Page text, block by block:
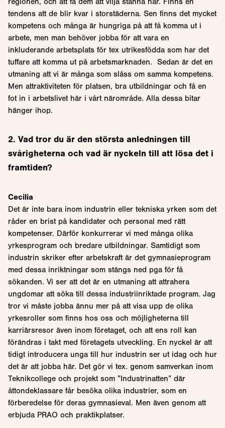
tendens att de blir kvar i storstäderna. Sen finns det mycket
kompetens och många är hungriga på att få komma ut i
arbete, men man behöver jobba för att vara en
inkluderande arbetsplats för tex utrikesfödda som har det
tuffare att komma ut på arbetsmarknaden. Sedan är det en
utmaning att vi är många som slåss om samma kompetens.
Men attraktiviteten för platsen, bra utbildningar och få en
fot in i arbetslivet här i vårt närområde. Alla dessa bitar
hänger ihop.
2. Vad tror du är den största anledningen till
svårigheterna och vad är nyckeln till att lösa det i
framtiden?
Cecilia
Det är inte bara inom industrin eller tekniska yrken som det
råder en brist på kandidater och personal med rätt
kompetenser. Därför konkurrerar vi med många olika
yrkesprogram och bredare utbildningar. Samtidigt som
industrin skriker efter arbetskraft är det gymnasieprogram
med dessa inriktningar som stängs ned pga för få
sökanden. Vi ser att det är en utmaning att attrahera
ungdomar att söka till dessa industriinriktade program. Jag
tror vi måste jobba ännu mer på att visa upp de olika
yrkesroller som finns hos oss och möjligheterna till
karriärsresor även inom företaget, och att ens roll kan
förändras i takt med företagets utveckling. En nyckel är att
tidigt introducera unga till hur industrin ser ut idag och hur
det är att jobba här. Det gör vi tex. genom samverkan inom
Teknikcollege och projekt som ”Industrinatten” där
åttondeklassare får besöka olika industrier, som en
förberedelse för deras gymnasieval. Men även genom att
erbjuda PRAO och praktikplatser.